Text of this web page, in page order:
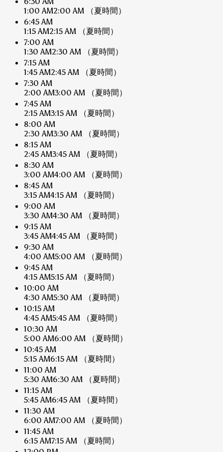
1:00 AM2:00 AM
（夏時間）
6:45 AM
1:15 AM2:15 AM
（夏時間）
7:00 AM
1:30 AM2:30 AM
（夏時間）
7:15 AM
1:45 AM2:45 AM
（夏時間）
7:30 AM
2:00 AM3:00 AM
（夏時間）
7:45 AM
2:15 AM3:15 AM
（夏時間）
8:00 AM
2:30 AM3:30 AM
（夏時間）
8:15 AM
2:45 AM3:45 AM
（夏時間）
8:30 AM
3:00 AM4:00 AM
（夏時間）
8:45 AM
3:15 AM4:15 AM
（夏時間）
9:00 AM
3:30 AM4:30 AM
（夏時間）
9:15 AM
3:45 AM4:45 AM
（夏時間）
9:30 AM
4:00 AM5:00 AM
（夏時間）
9:45 AM
4:15 AM5:15 AM
（夏時間）
10:00 AM
4:30 AM5:30 AM
（夏時間）
10:15 AM
4:45 AM5:45 AM
（夏時間）
10:30 AM
5:00 AM6:00 AM
（夏時間）
10:45 AM
5:15 AM6:15 AM
（夏時間）
11:00 AM
5:30 AM6:30 AM
（夏時間）
11:15 AM
5:45 AM6:45 AM
（夏時間）
11:30 AM
6:00 AM7:00 AM
（夏時間）
11:45 AM
6:15 AM7:15 AM
（夏時間）